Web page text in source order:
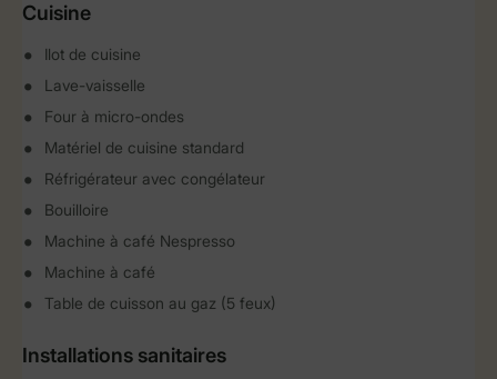
Cuisine
Ilot de cuisine
Lave-vaisselle
Four à micro-ondes
Matériel de cuisine standard
Réfrigérateur avec congélateur
Bouilloire
Machine à café Nespresso
Machine à café
Table de cuisson au gaz (5 feux)
Installations sanitaires